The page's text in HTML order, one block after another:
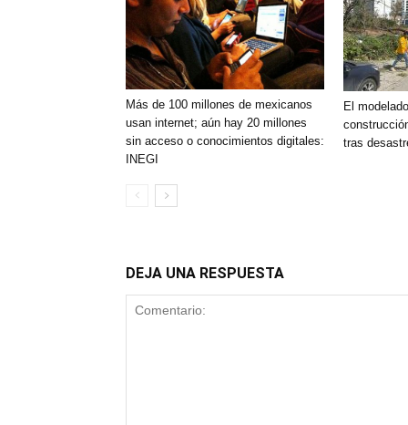
Más de 100 millones de mexicanos
usan internet; aún hay 20 millones
sin acceso o conocimientos digitales:
INEGI
El
tras
DEJA UNA RESPUESTA